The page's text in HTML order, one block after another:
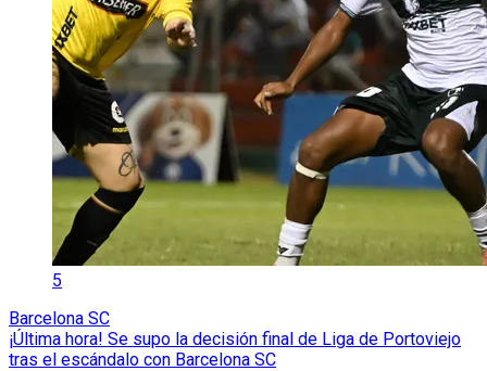
5
Barcelona SC
¡Última hora! Se supo la decisión final de Liga de Portoviejo
tras el escándalo con Barcelona SC